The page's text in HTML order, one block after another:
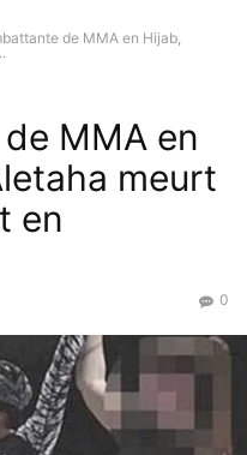
de MMA en Hijab,
MMA en
meurt
en
0